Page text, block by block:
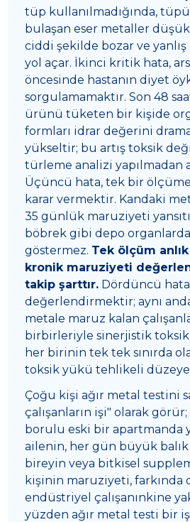
tüp kullanılmadığında,
bulaşan eser metaller
ciddi şekilde bozar ve
yol açar. İkinci kritik hata,
öncesinde hastanın diyet
sorgulamamaktır. Son 48
ürünü tüketen bir kişide
formları idrar değerini
yükseltir; bu artış toksik
türleme analizi yapılmadan
Üçüncü hata, tek bir
karar vermektir. Kandaki
35 günlük maruziyeti
böbrek gibi depo
göstermez. Tek ölçüm
kronik maruziyeti
takip şarttır. Dördüncü
değerlendirmektir; aynı
metale maruz kalan
birbirleriyle sinerjistik
her birinin tek tek sınırda
toksik yükü tehlikeli düzeye
Çoğu kişi ağır metal testini
çalışanların işi" olarak
borulu eski bir apartmanda
ailenin, her gün büyük
bireyin veya bitkisel
kişinin maruziyeti, farkında
endüstriyel çalışanınkine
yüzden ağır metal testi bir iş